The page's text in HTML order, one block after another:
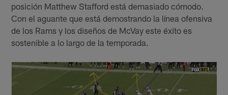
posición Matthew Stafford está demasiado cómodo.
Con el aguante que está demostrando la línea ofensiva
de los Rams y los diseños de McVay este éxito es
sostenible a lo largo de la temporada.